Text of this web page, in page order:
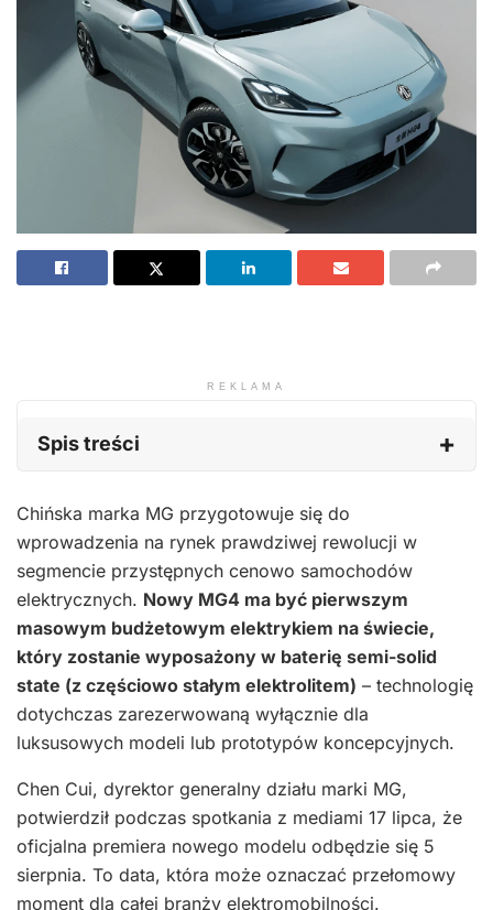
REKLAMA
Spis treści
Chińska marka MG przygotowuje się do
wprowadzenia na rynek prawdziwej rewolucji w
segmencie przystępnych cenowo samochodów
elektrycznych. Nowy MG4 ma być pierwszym
masowym budżetowym elektrykiem na świecie,
który zostanie wyposażony w baterię semi-solid
state (z częściowo stałym elektrolitem) – technologię
dotychczas zarezerwowaną wyłącznie dla
luksusowych modeli lub prototypów koncepcyjnych.
Chen Cui, dyrektor generalny działu marki MG,
potwierdził podczas spotkania z mediami 17 lipca, że
oficjalna premiera nowego modelu odbędzie się 5
sierpnia. To data, która może oznaczać przełomowy
moment dla całej branży elektromobilności.